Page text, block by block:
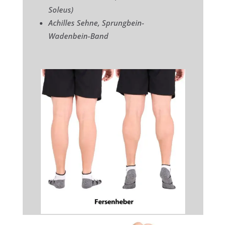
Soleus)
Achilles Sehne, Sprungbein-
Wadenbein-Band